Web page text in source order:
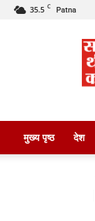
35.5 C Patna
मुख्य पृष्ठ देश